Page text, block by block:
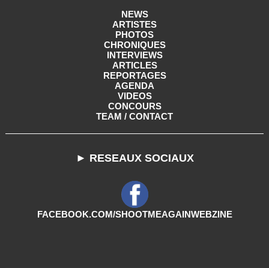
NEWS
ARTISTES
PHOTOS
CHRONIQUES
INTERVIEWS
ARTICLES
REPORTAGES
AGENDA
VIDEOS
CONCOURS
TEAM / CONTACT
► RESEAUX SOCIAUX
FACEBOOK.COM/SHOOTMEAGAINWEBZINE